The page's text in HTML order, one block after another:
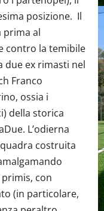
posizione. Il
prima al
contro la temibile
due ex rimasti nel
Franco
ossia i
della storica
L’odierna
costruita
con
(in particolare,